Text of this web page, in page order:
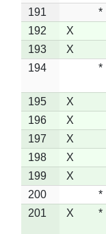
191
*
192
X
193
X
194
*
195
X
196
X
197
X
198
X
199
X
200
*
201
X *